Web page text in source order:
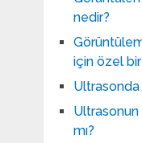
nedir?
için özel bir
Ultrasonda
Ultrasonun
mı?